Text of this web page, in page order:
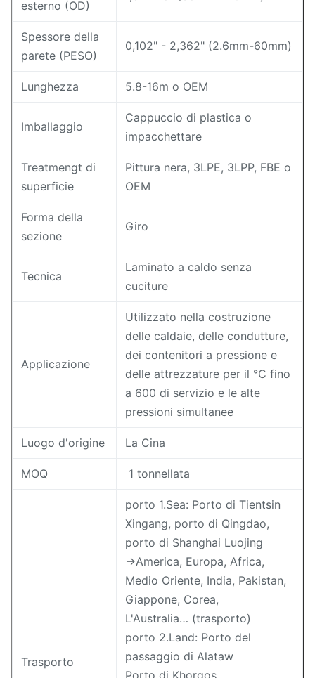
esterno (OD)
Spessore della
parete (PESO)
0,102" - 2,362" (2.6mm-60mm)
Lunghezza 5.8-16m o OEM
Imballaggio
Cappuccio di plastica o
impacchettare
Treatmengt di
superficie
Pittura nera, 3LPE, 3LPP, FBE o
OEM
Forma della
sezione
Giro
Tecnica
Laminato a caldo senza
cuciture
Applicazione
Utilizzato nella costruzione
delle caldaie, delle condutture,
dei contenitori a pressione e
delle attrezzature per il ℃ fino
a 600 di servizio e le alte
pressioni simultanee
Luogo d'origine La Cina
MOQ 1 tonnellata
Trasporto
porto 1.Sea: Porto di Tientsin
Xingang, porto di Qingdao,
porto di Shanghai Luojing
→America, Europa, Africa,
Medio Oriente, India, Pakistan,
Giappone, Corea,
L'Australia… (trasporto)
porto 2.Land: Porto del
passaggio di Alataw
Porto di Khorgos